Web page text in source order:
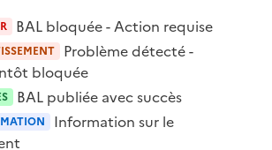
BAL bloquée - Action requise
Problème détecté -
bloquée
BAL publiée avec succès
Information sur le